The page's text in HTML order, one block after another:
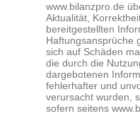
www.bilanzpro.de
Aktualität,
bereitgestellten
Haftungsansprüche
sich auf Schäden
die durch die
dargebotenen
fehlerhafter und
verursacht wurden,
sofern seitens